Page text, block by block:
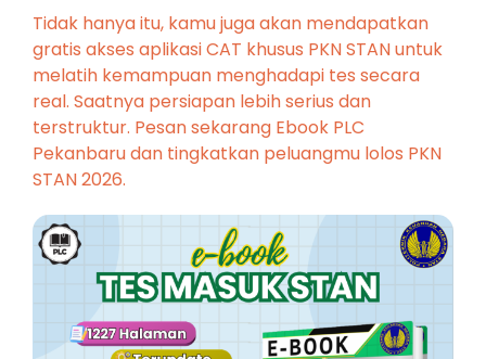
Tidak hanya itu, kamu juga akan mendapatkan
gratis akses aplikasi CAT khusus PKN STAN untuk
melatih kemampuan menghadapi tes secara
real. Saatnya persiapan lebih serius dan
terstruktur. Pesan sekarang Ebook PLC
Pekanbaru dan tingkatkan peluangmu lolos PKN
STAN 2026.